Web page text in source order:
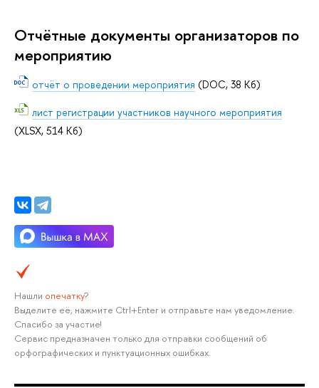
Отчётные документы организаторов по
мероприятию
отчёт о проведении мероприятия (DOC, 38 Кб)
лист регистрации участников научного мероприятия
(XLSX, 514 Кб)
Нашли опечатку?
Выделите её, нажмите Ctrl+Enter и отправьте нам уведомление.
Спасибо за участие!
Сервис предназначен только для отправки сообщений об
орфографических и пунктуационных ошибках.